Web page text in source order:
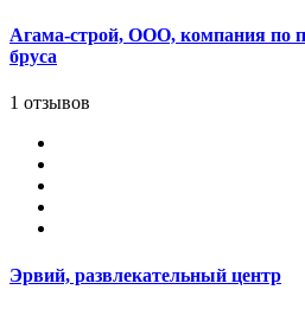
Агама-строй, ООО, компания по
бруса
1 отзывов
Эрвий, развлекательный центр